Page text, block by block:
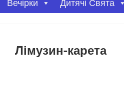
Вечірки Дитячі Свята
Лімузин-карета